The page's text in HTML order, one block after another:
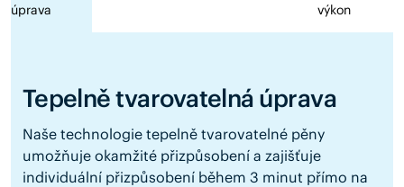
úprava
výkon
Tepelně tvarovatelná úprava
Naše technologie tepelně tvarovatelné pěny
umožňuje okamžité přizpůsobení a zajišťuje
individuální přizpůsobení během 3 minut přímo na